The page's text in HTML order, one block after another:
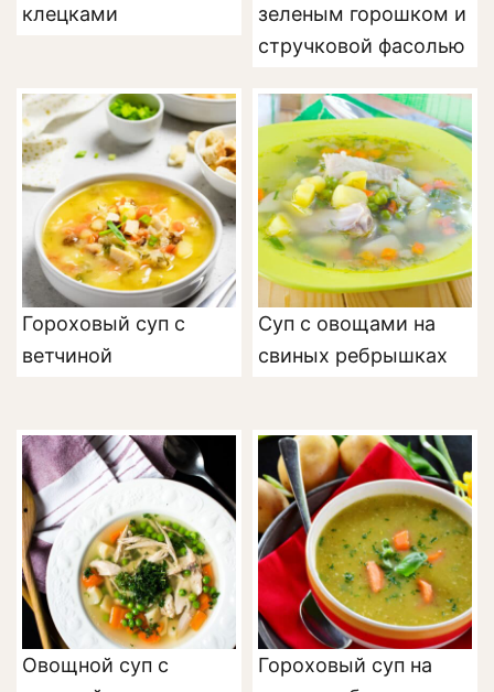
клецками
зеленым горошком и
стручковой фасолью
Гороховый суп с
ветчиной
Суп с овощами на
свиных ребрышках
Овощной суп с
Гороховый суп на